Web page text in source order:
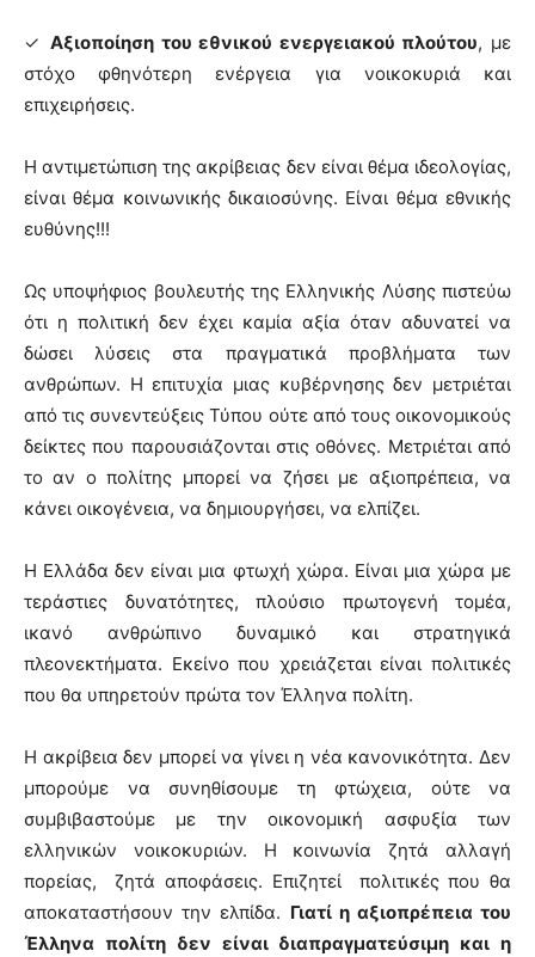
✓Αξιοποίηση του εθνικού ενεργειακού πλούτου, με
στόχο φθηνότερη ενέργεια για νοικοκυριά και
επιχειρήσεις.
Η αντιμετώπιση της ακρίβειας δεν είναι θέμα ιδεολογίας,
είναι θέμα κοινωνικής δικαιοσύνης. Είναι θέμα εθνικής
ευθύνης!!!
Ως υποψήφιος βουλευτής της Ελληνικής Λύσης πιστεύω
ότι η πολιτική δεν έχει καμία αξία όταν αδυνατεί να
δώσει λύσεις στα πραγματικά προβλήματα των
ανθρώπων. Η επιτυχία μιας κυβέρνησης δεν μετριέται
από τις συνεντεύξεις Τύπου ούτε από τους οικονομικούς
δείκτες που παρουσιάζονται στις οθόνες. Μετριέται από
το αν ο πολίτης μπορεί να ζήσει με αξιοπρέπεια, να
κάνει οικογένεια, να δημιουργήσει, να ελπίζει.
Η Ελλάδα δεν είναι μια φτωχή χώρα. Είναι μια χώρα με
τεράστιες δυνατότητες, πλούσιο πρωτογενή τομέα,
ικανό ανθρώπινο δυναμικό και στρατηγικά
πλεονεκτήματα. Εκείνο που χρειάζεται είναι πολιτικές
που θα υπηρετούν πρώτα τον Έλληνα πολίτη.
Η ακρίβεια δεν μπορεί να γίνει η νέα κανονικότητα. Δεν
μπορούμε να συνηθίσουμε τη φτώχεια, ούτε να
συμβιβαστούμε με την οικονομική ασφυξία των
ελληνικών νοικοκυριών. Η κοινωνία ζητά αλλαγή
πορείας, ζητά αποφάσεις. Επιζητεί πολιτικές που θα
αποκαταστήσουν την ελπίδα. Γιατί η αξιοπρέπεια του
Έλληνα πολίτη δεν είναι διαπραγματεύσιμη και η